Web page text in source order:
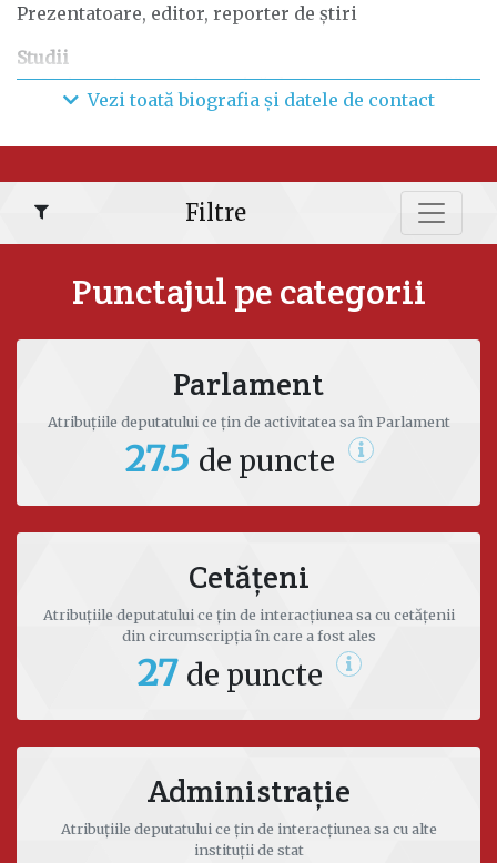
Prezentatoare, editor, reporter de știri
Studii
Universitatea Pedagogică de Stat „Ion Creangă”
din Chișinău, profilul Psihopedagogie.
Danat Prim SRL, fondator și administrator;
Autoare a proiectului literar #ПРОчтение;
Date de contact
natalia.davidovici@parlament.md
Vezi toată biografia și datele de contact
Filtre
Punctajul pe categorii
Parlament
Atribuțiile deputatului ce țin de activitatea sa în Parlament
27.5 de puncte
Cetățeni
Atribuțiile deputatului ce țin de interacțiunea sa cu cetățenii
din circumscripția în care a fost ales
27 de puncte
Administrație
Atribuțiile deputatului ce țin de interacțiunea sa cu alte
instituții de stat